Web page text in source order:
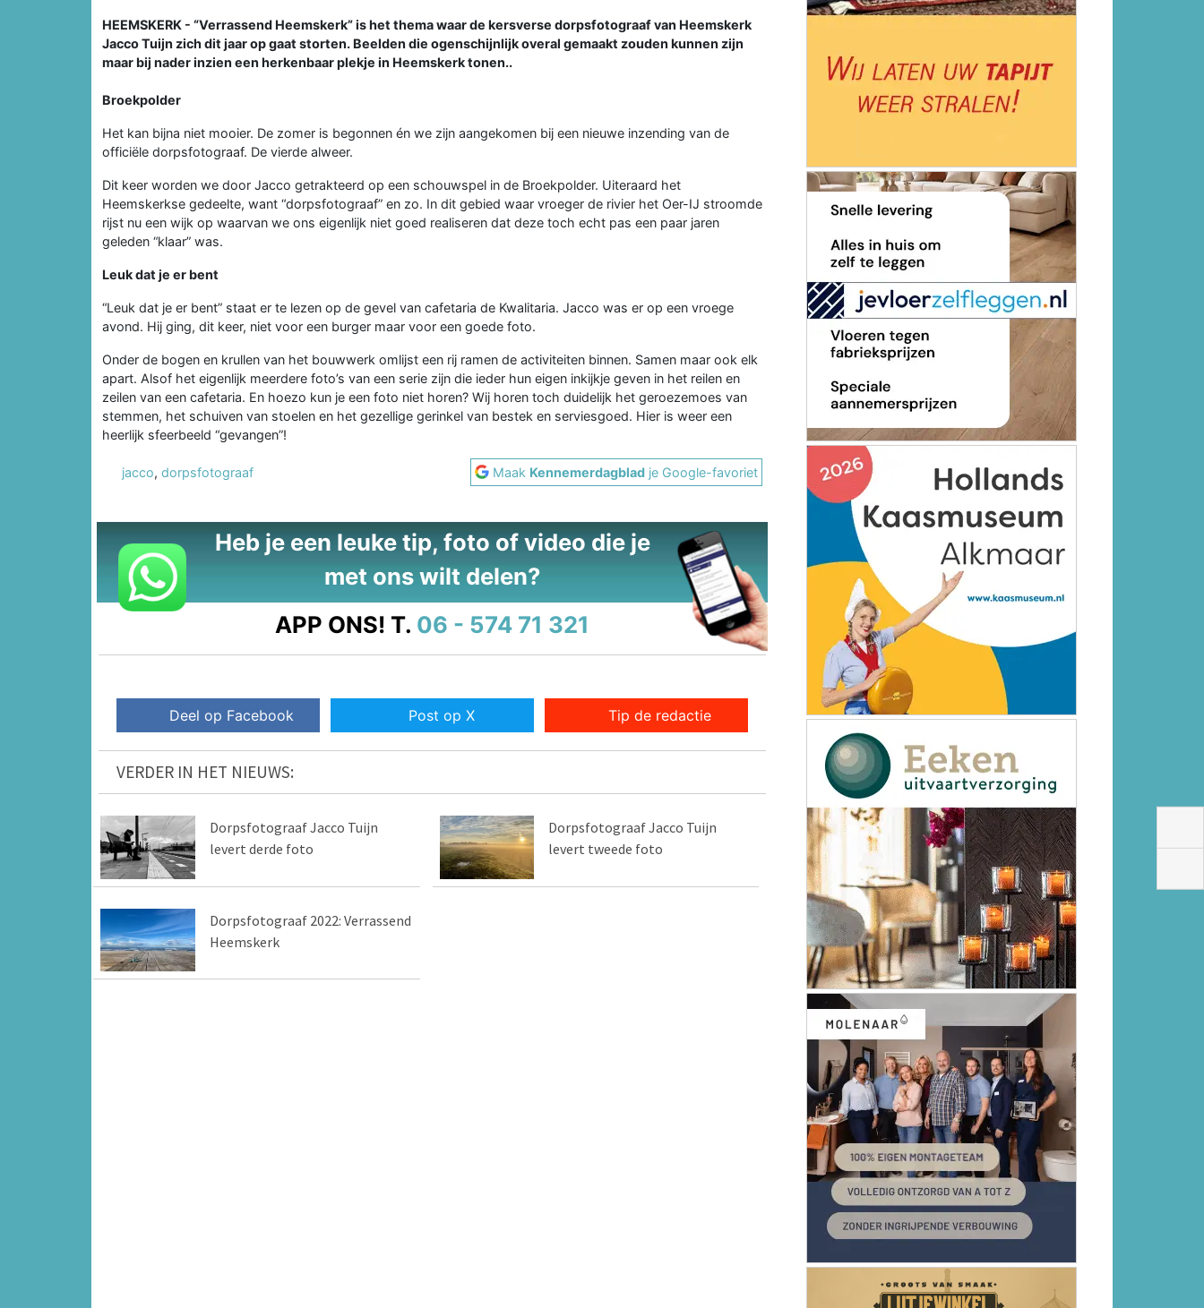
HEEMSKERK - “Verrassend Heemskerk” is het thema waar de kersverse dorpsfotograaf van Heemskerk
Jacco Tuijn zich dit jaar op gaat storten. Beelden die ogenschijnlijk overal gemaakt zouden kunnen zijn
maar bij nader inzien een herkenbaar plekje in Heemskerk tonen..
Broekpolder
Het kan bijna niet mooier. De zomer is begonnen én we zijn aangekomen bij een nieuwe inzending van de
officiële dorpsfotograaf. De vierde alweer.
Dit keer worden we door Jacco getrakteerd op een schouwspel in de Broekpolder. Uiteraard het
Heemskerkse gedeelte, want “dorpsfotograaf” en zo. In dit gebied waar vroeger de rivier het Oer-IJ stroomde
rijst nu een wijk op waarvan we ons eigenlijk niet goed realiseren dat deze toch echt pas een paar jaren
geleden “klaar” was.
Leuk dat je er bent
“Leuk dat je er bent” staat er te lezen op de gevel van cafetaria de Kwalitaria. Jacco was er op een vroege
avond. Hij ging, dit keer, niet voor een burger maar voor een goede foto.
Onder de bogen en krullen van het bouwwerk omlijst een rij ramen de activiteiten binnen. Samen maar ook elk
apart. Alsof het eigenlijk meerdere foto’s van een serie zijn die ieder hun eigen inkijkje geven in het reilen en
zeilen van een cafetaria. En hoezo kun je een foto niet horen? Wij horen toch duidelijk het geroezemoes van
stemmen, het schuiven van stoelen en het gezellige gerinkel van bestek en serviesgoed. Hier is weer een
heerlijk sfeerbeeld “gevangen”!
jacco, dorpsfotograaf Maak Kennemerdagblad je Google-favoriet
Heb je een leuke tip, foto of video die je
met ons wilt delen?
APP ONS! T. 06 - 574 71 321
Deel op Facebook Post op X Tip de redactie
VERDER IN HET NIEUWS:
Dorpsfotograaf Jacco Tuijn
levert derde foto
Dorpsfotograaf Jacco Tuijn
levert tweede foto
Dorpsfotograaf 2022: Verrassend
Heemskerk